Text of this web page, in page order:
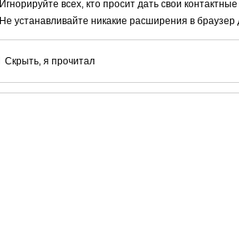
Игнорируйте всех, кто просит дать свои
Не устанавливайте никакие расширения в
Скрыть, я прочитал